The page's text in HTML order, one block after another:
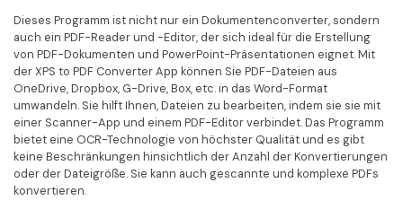
Dieses Programm ist nicht nur ein Dokumentenconverter, sondern
auch ein PDF-Reader und -Editor, der sich ideal für die Erstellung
von PDF-Dokumenten und PowerPoint-Präsentationen eignet. Mit
der XPS to PDF Converter App können Sie PDF-Dateien aus
OneDrive, Dropbox, G-Drive, Box, etc. in das Word-Format
umwandeln. Sie hilft Ihnen, Dateien zu bearbeiten, indem sie sie mit
einer Scanner-App und einem PDF-Editor verbindet. Das Programm
bietet eine OCR-Technologie von höchster Qualität und es gibt
keine Beschränkungen hinsichtlich der Anzahl der Konvertierungen
oder der Dateigröße. Sie kann auch gescannte und komplexe PDFs
konvertieren.